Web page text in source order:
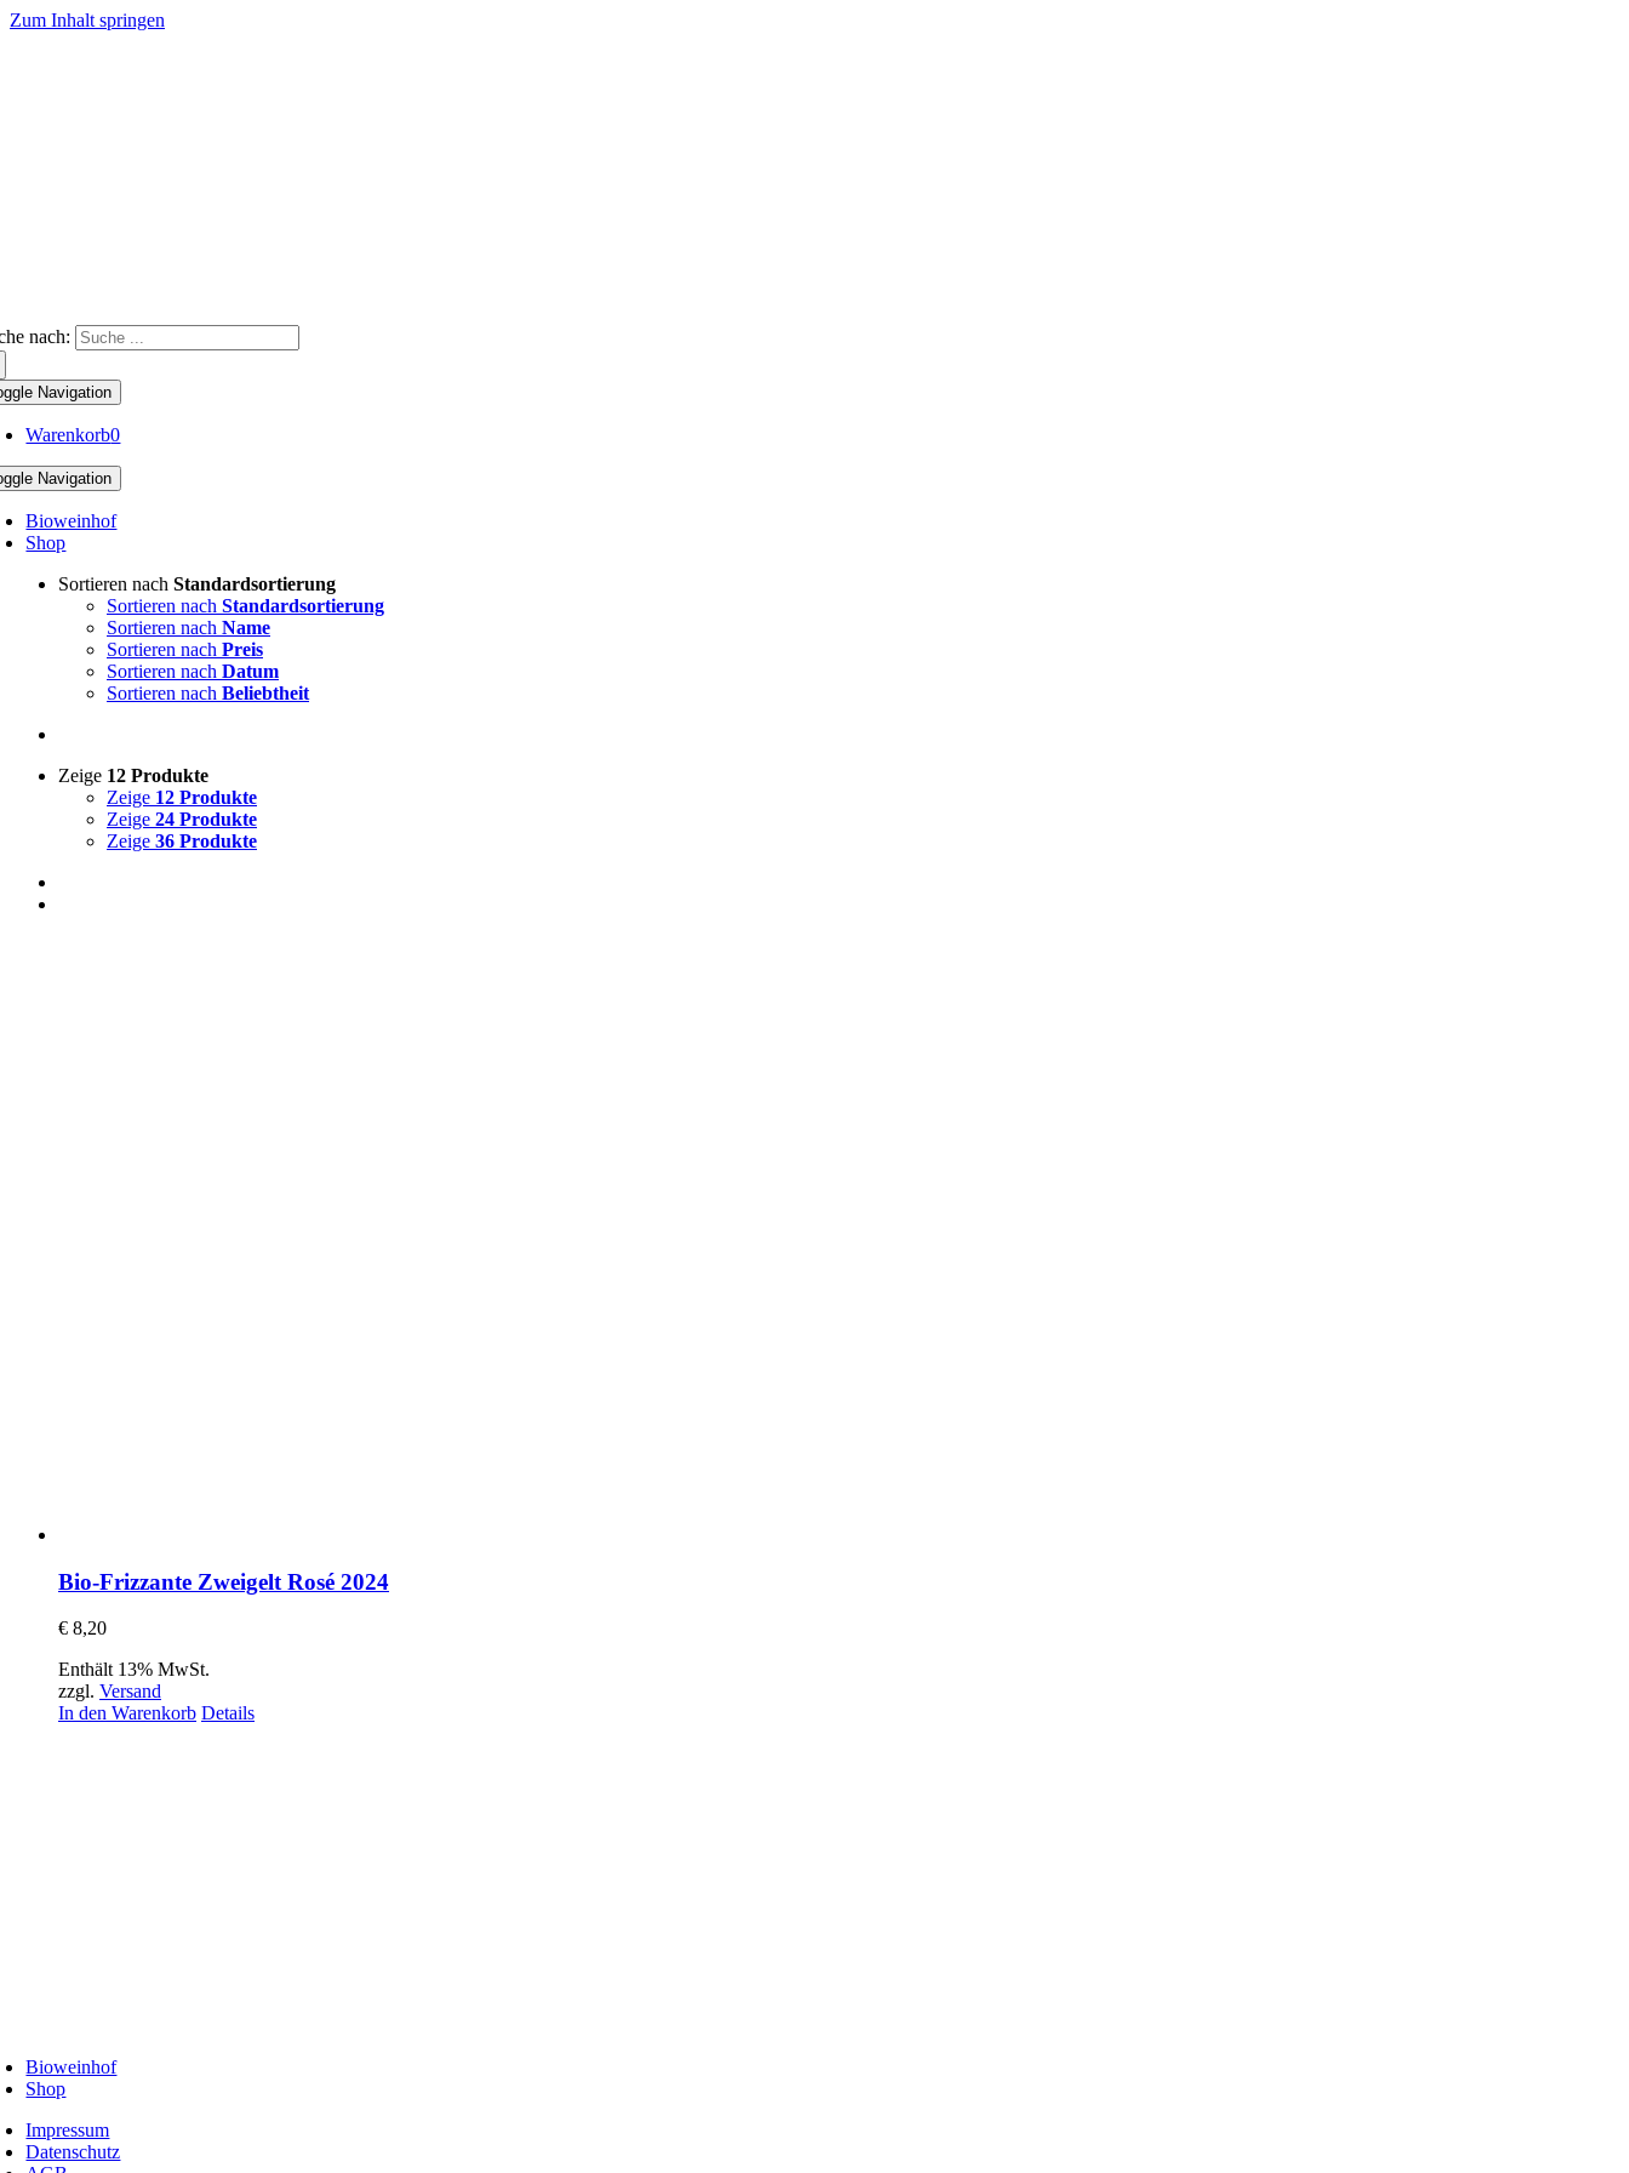
Zum Inhalt springen
nach:
Navigation
Warenkorb0
Navigation
Bioweinhof
Shop
Sortieren nach Standardsortierung
Sortieren nach Standardsortierung
Sortieren nach Name
Sortieren nach Preis
Sortieren nach Datum
Sortieren nach Beliebtheit
Zeige 12 Produkte
Zeige 12 Produkte
Zeige 24 Produkte
Zeige 36 Produkte
Bio-Frizzante Zweigelt Rosé 2024
€ 8,20
Enthält 13% MwSt.
zzgl. Versand
In den Warenkorb Details
Bioweinhof
Shop
Impressum
Datenschutz